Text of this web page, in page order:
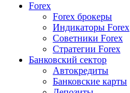
Forex
Forex брокеры
Индикаторы Forex
Советники Forex
Стратегии Forex
Банковский сектор
Автокредиты
Банковские карты